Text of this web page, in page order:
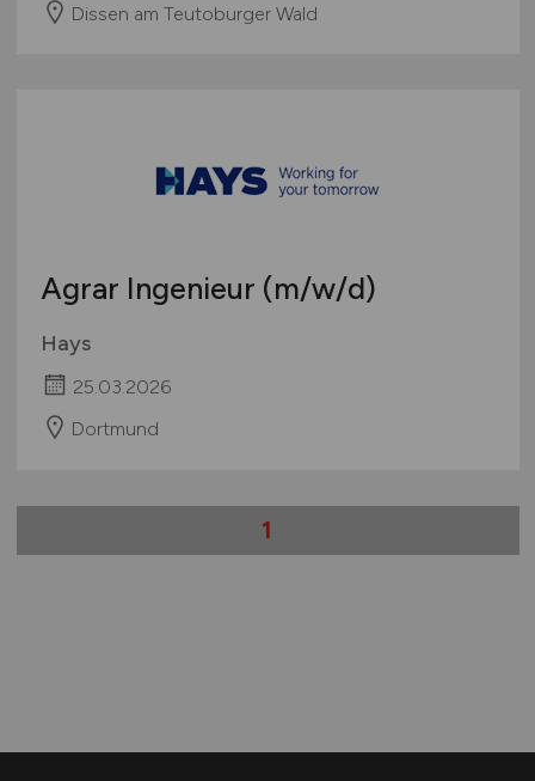
Dissen am Teutoburger Wald
Agrar Ingenieur (m/w/d)
Hays
25.03.2026
Dortmund
1